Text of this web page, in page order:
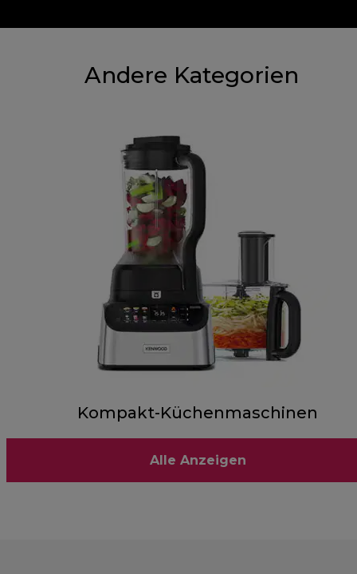
Andere Kategorien
Kompakt-Küchenmaschinen
Alle Anzeigen